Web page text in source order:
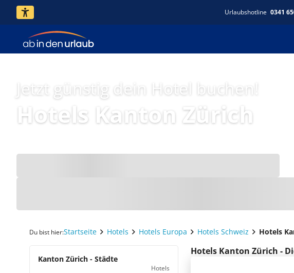
Urlaubshotline 0341
Jetzt günstig dein Hotel buchen!
Hotels Kanton Zürich
Du bist hier:Startseite Hotels Hotels Europa Hotels Schweiz Hotels
Kanton Zürich - Städte
Hotels
Hotels Kanton Zürich -